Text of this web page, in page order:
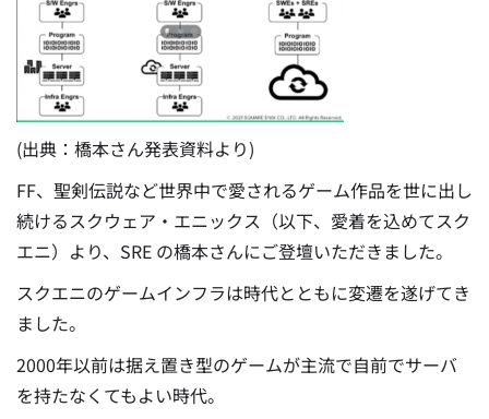
(出典：橋本さん発表資料より)
FF、聖剣伝説など世界中で愛されるゲーム作品を世に出し
続けるスクウェア・エニックス（以下、愛着を込めてスク
エニ）より、SRE の橋本さんにご登壇いただきました。
スクエニのゲームインフラは時代とともに変遷を遂げてき
ました。
2000年以前は据え置き型のゲームが主流で自前でサーバ
を持たなくてもよい時代。